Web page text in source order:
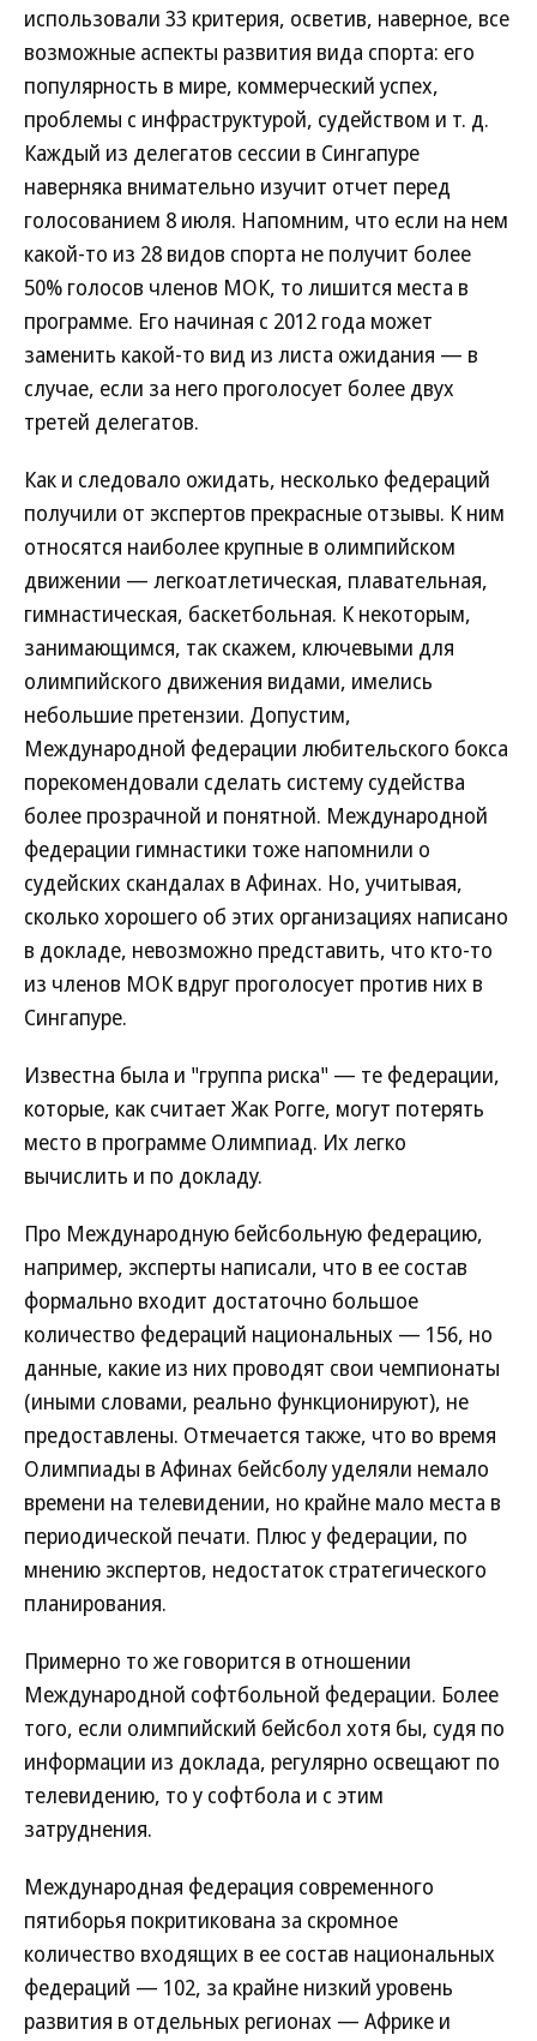
использовали 33 критерия, осветив, наверное, все
возможные аспекты развития вида спорта: его
популярность в мире, коммерческий успех,
проблемы с инфраструктурой, судейством и т. д.
Каждый из делегатов сессии в Сингапуре
наверняка внимательно изучит отчет перед
голосованием 8 июля. Напомним, что если на нем
какой-то из 28 видов спорта не получит более
50% голосов членов МОК, то лишится места в
программе. Его начиная с 2012 года может
заменить какой-то вид из листа ожидания — в
случае, если за него проголосует более двух
третей делегатов.
Как и следовало ожидать, несколько федераций
получили от экспертов прекрасные отзывы. К ним
относятся наиболее крупные в олимпийском
движении — легкоатлетическая, плавательная,
гимнастическая, баскетбольная. К некоторым,
занимающимся, так скажем, ключевыми для
олимпийского движения видами, имелись
небольшие претензии. Допустим,
Международной федерации любительского бокса
порекомендовали сделать систему судейства
более прозрачной и понятной. Международной
федерации гимнастики тоже напомнили о
судейских скандалах в Афинах. Но, учитывая,
сколько хорошего об этих организациях написано
в докладе, невозможно представить, что кто-то
из членов МОК вдруг проголосует против них в
Сингапуре.
Известна была и "группа риска" — те федерации,
которые, как считает Жак Рогге, могут потерять
место в программе Олимпиад. Их легко
вычислить и по докладу.
Про Международную бейсбольную федерацию,
например, эксперты написали, что в ее состав
формально входит достаточно большое
количество федераций национальных — 156, но
данные, какие из них проводят свои чемпионаты
(иными словами, реально функционируют), не
предоставлены. Отмечается также, что во время
Олимпиады в Афинах бейсболу уделяли немало
времени на телевидении, но крайне мало места в
периодической печати. Плюс у федерации, по
мнению экспертов, недостаток стратегического
планирования.
Примерно то же говорится в отношении
Международной софтбольной федерации. Более
того, если олимпийский бейсбол хотя бы, судя по
информации из доклада, регулярно освещают по
телевидению, то у софтбола и с этим
затруднения.
Международная федерация современного
пятиборья покритикована за скромное
количество входящих в ее состав национальных
федераций — 102, за крайне низкий уровень
развития в отдельных регионах — Африке и